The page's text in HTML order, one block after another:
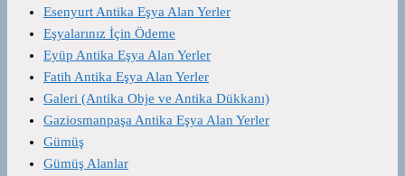
Esenyurt Antika Eşya Alan Yerler
Eşyalarınız İçin Ödeme
Eyüp Antika Eşya Alan Yerler
Fatih Antika Eşya Alan Yerler
Galeri (Antika Obje ve Antika Dükkanı)
Gaziosmanpaşa Antika Eşya Alan Yerler
Gümüş
Gümüş Alanlar